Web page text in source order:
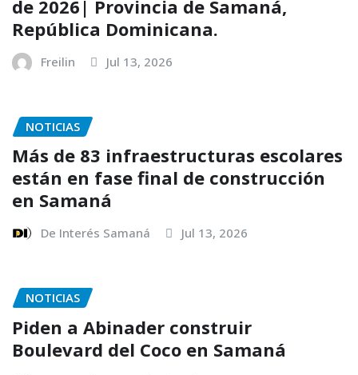
de 2026| Provincia de Samaná,
República Dominicana.
Freilin Jul 13, 2026
NOTICIAS
Más de 83 infraestructuras escolares
están en fase final de construcción
en Samaná
De Interés Samaná Jul 13, 2026
NOTICIAS
Piden a Abinader construir
Boulevard del Coco en Samaná